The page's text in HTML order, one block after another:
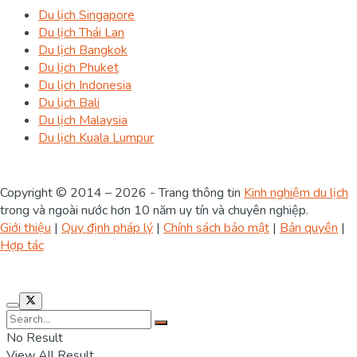
Du lịch Singapore
Du lịch Thái Lan
Du lịch Bangkok
Du lịch Phuket
Du lịch Indonesia
Du lịch Bali
Du lịch Malaysia
Du lịch Kuala Lumpur
Copyright © 2014 – 2026 - Trang thông tin Kinh nghiệm du lịch
trong và ngoài nước hơn 10 năm uy tín và chuyên nghiệp.
Giới thiệu | Quy định pháp lý | Chính sách bảo mật | Bản quyền |
Hợp tác
No Result